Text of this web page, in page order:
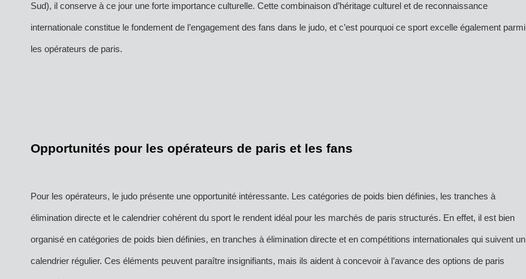
Sud), il conserve à ce jour une forte importance culturelle. Cette combinaison d’héritage culturel et de reconnaissance
internationale constitue le fondement de l’engagement des fans dans le judo, et c’est pourquoi ce sport excelle également parmi
les opérateurs de paris.
Opportunités pour les opérateurs de paris et les fans
Pour les opérateurs, le judo présente une opportunité intéressante. Les catégories de poids bien définies, les tranches à
élimination directe et le calendrier cohérent du sport le rendent idéal pour les marchés de paris structurés. En effet, il est bien
organisé en catégories de poids bien définies, en tranches à élimination directe et en compétitions internationales qui suivent un
calendrier régulier. Ces éléments peuvent paraître insignifiants, mais ils aident à concevoir à l’avance des options de paris